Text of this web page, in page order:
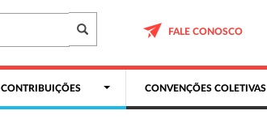
FALE CONOSCO
CONTRIBUIÇÕES CONVENÇÕES COLETIVAS